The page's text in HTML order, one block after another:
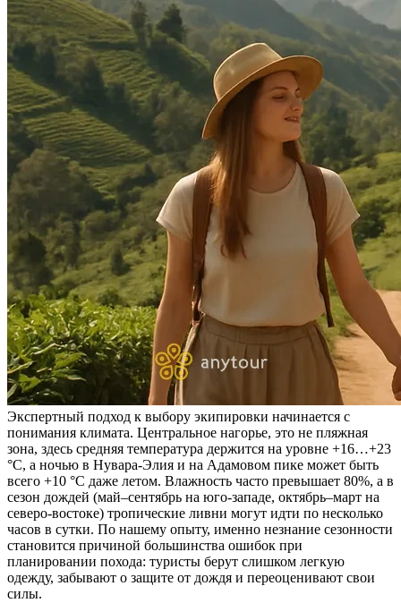
Экспертный подход к выбору экипировки начинается с
понимания климата. Центральное нагорье, это не пляжная
зона, здесь средняя температура держится на уровне +16…+23
°C, а ночью в Нувара-Элия и на Адамовом пике может быть
всего +10 °C даже летом. Влажность часто превышает 80%, а в
сезон дождей (май–сентябрь на юго-западе, октябрь–март на
северо-востоке) тропические ливни могут идти по несколько
часов в сутки. По нашему опыту, именно незнание сезонности
становится причиной большинства ошибок при
планировании похода: туристы берут слишком легкую
одежду, забывают о защите от дождя и переоценивают свои
силы.